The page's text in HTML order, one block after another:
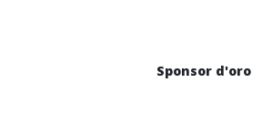
Sponsor d'oro